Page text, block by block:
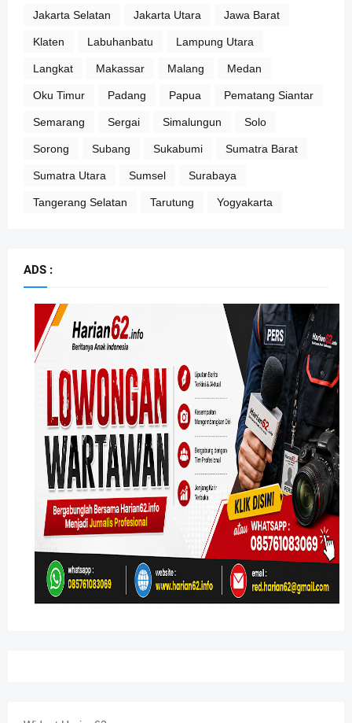
Jakarta Selatan Jakarta Utara Jawa Barat
Klaten Labuhanbatu Lampung Utara
Langkat Makassar Malang Medan
Oku Timur Padang Papua Pematang Siantar
Semarang Sergai Simalungun Solo
Sorong Subang Sukabumi Sumatra Barat
Sumatra Utara Sumsel Surabaya
Tangerang Selatan Tarutung Yogyakarta
ADS :